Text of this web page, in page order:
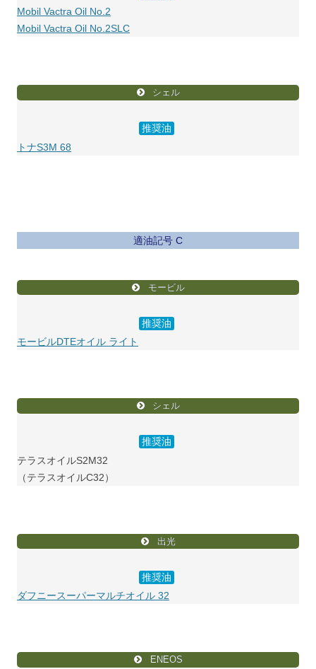
Mobil Vactra Oil No.2
Mobil Vactra Oil No.2SLC
シェル
推奨油
トナS3M 68
適油記号 C
モービル
推奨油
モービルDTEオイル ライト
シェル
推奨油
テラスオイルS2M32
（テラスオイルC32）
出光
推奨油
ダフニースーパーマルチオイル 32
ENEOS